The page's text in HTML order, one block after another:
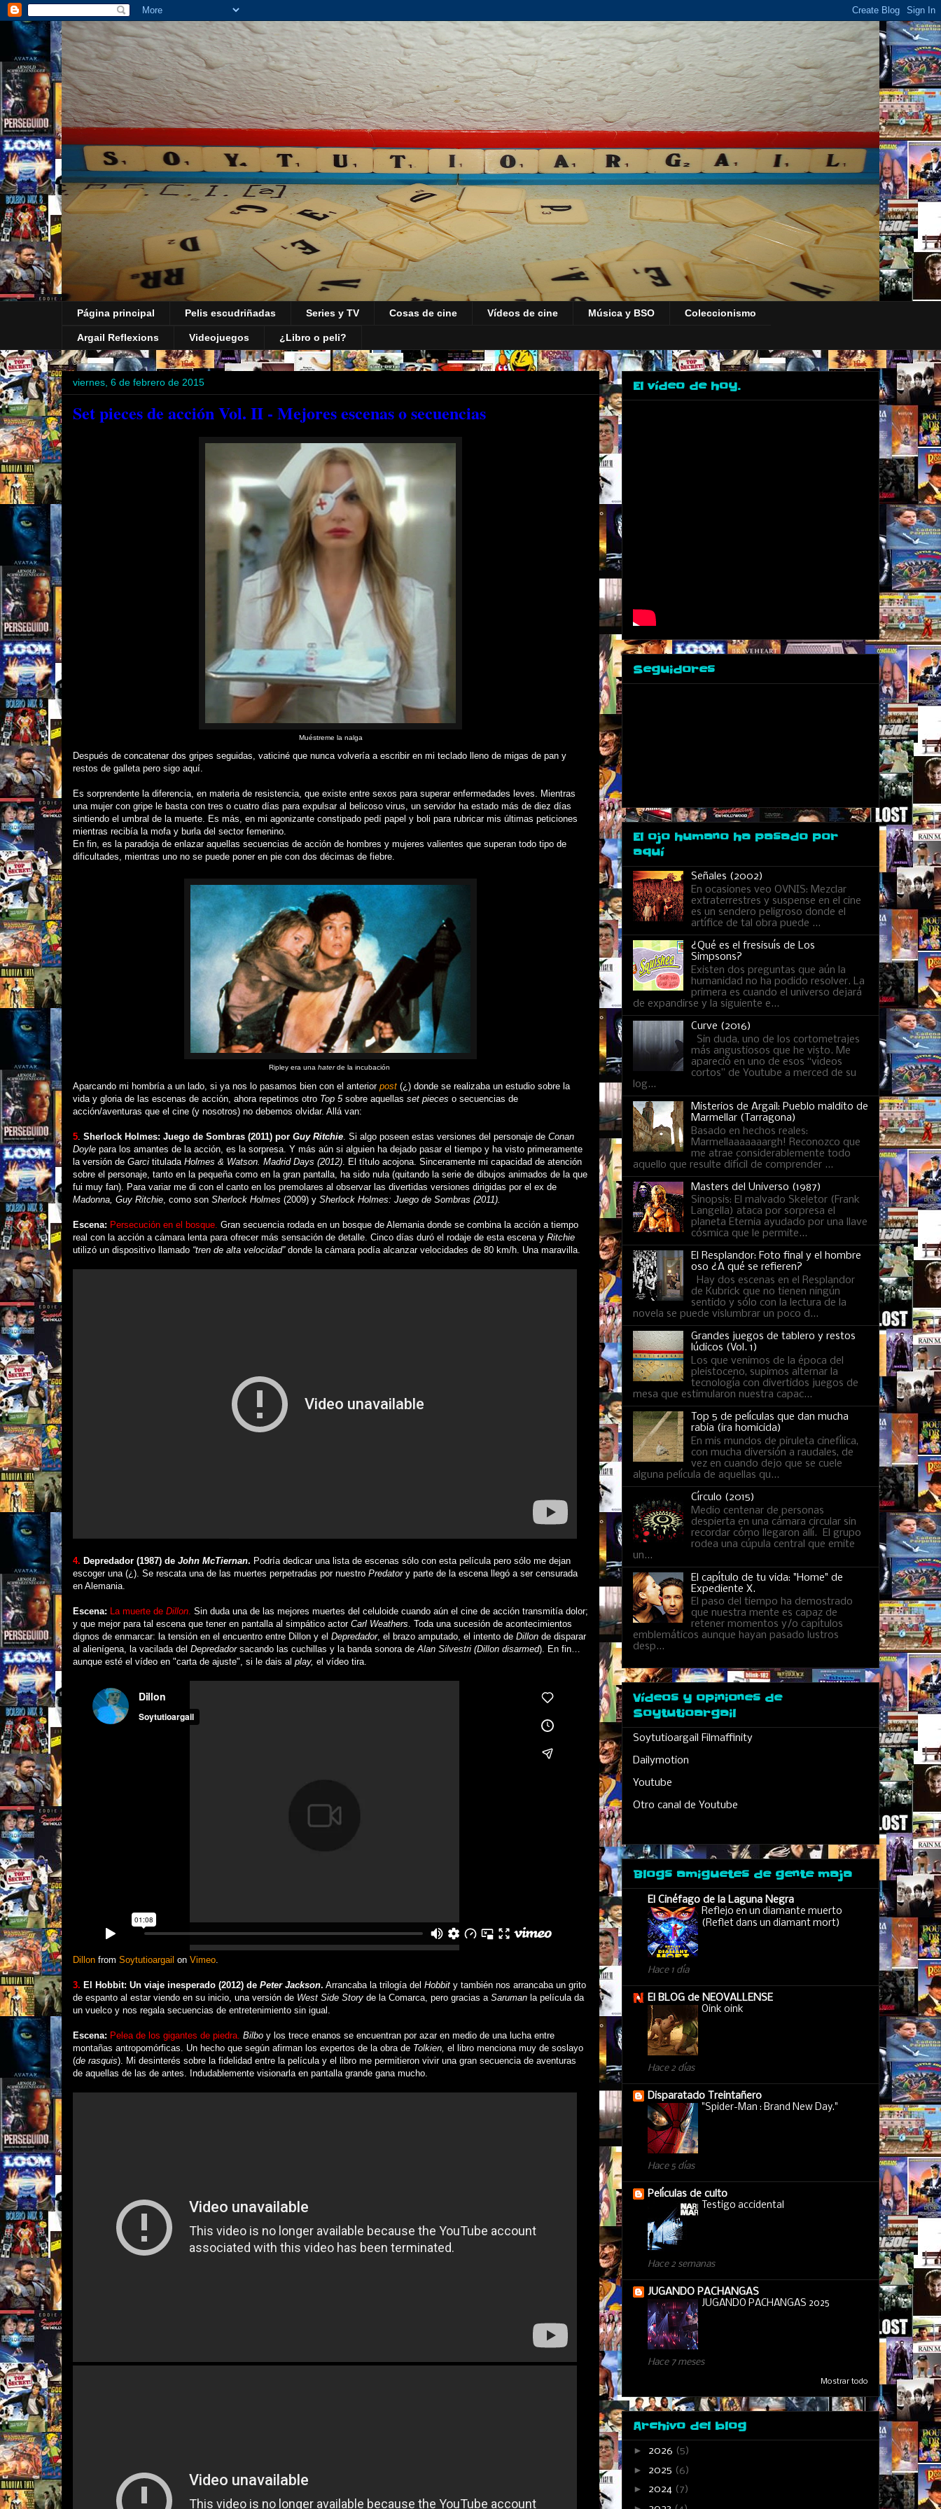
Página principal Pelis escudriñadas Series y TV Cosas de cine Vídeos de cine Música y BSO Coleccionismo
Argail Reflexions Videojuegos ¿Libro o peli?
viernes, 6 de febrero de 2015
Set pieces de acción Vol. II - Mejores escenas o secuencias
Muéstreme la nalga
Después de concatenar dos gripes seguidas, vaticiné que nunca volvería a escribir en mi teclado lleno de migas de pan y
restos de galleta pero sigo aquí.
Es sorprendente la diferencia, en materia de resistencia, que existe entre sexos para superar enfermedades leves. Mientras
una mujer con gripe le basta con tres o cuatro días para expulsar al belicoso virus, un servidor ha estado más de diez días
sintiendo el umbral de la muerte. Es más, en mi agonizante constipado pedí papel y boli para rubricar mis últimas peticiones
mientras recibía la mofa y burla del sector femenino.
En fin, es la paradoja de enlazar aquellas secuencias de acción de hombres y mujeres valientes que superan todo tipo de
dificultades, mientras uno no se puede poner en pie con dos décimas de fiebre.
Ripley era una haterde la incubación
Aparcando mi hombría a un lado, si ya nos lo pasamos bien con el anterior post (¿) donde se realizaba un estudio sobre la
vida y gloria de las escenas de acción, ahora repetimos otro Top 5sobre aquellas set pieces o secuencias de
acción/aventuras que el cine (y nosotros) no debemos olvidar. Allá van:
5 Sherlock Holmes: Juego de Sombras (2011) por Guy Ritchie . Si algo poseen estas versiones del personaje de Conan
Doyle para los amantes de la acción, es la sorpresa. Y más aún si alguien ha dejado pasar el tiempo y ha visto primeramente
la versión de Garci titulada Holmes & Watson. Madrid Days (2012) . El título acojona. Sinceramente mi capacidad de atención
sobre el personaje, tanto en la pequeña como en la gran pantalla, ha sido nula (quitando la serie de dibujos animados de la que
fui muy fan). Para variar me di con el canto en los premolares al observar las divertidas versiones dirigidas por el ex de
Madonna, Guy Ritchie , como son Sherlock Holmes (2009) y Sherlock Holmes: Juego de Sombras (2011).
Escena: Persecución en el bosque. Gran secuencia rodada en un bosque de Alemania donde se combina la acción a tiempo
real con la acción a cámara lenta para ofrecer más sensación de detalle. Cinco días duró el rodaje de esta escena y Ritchie
utilizó un dispositivo llamado “tren de alta velocidad” donde la cámara podía alcanzar velocidades de 80 km/h. Una maravilla.
4. Depredador (1987) de John McTiernan. Podría dedicar una lista de escenas sólo con esta película pero sólo me dejan
escoger una (¿). Se rescata una de las muertes perpetradas por nuestro Predatory parte de la escena llegó a ser censurada
en Alemania.
Escena: La muerte de Dillon Sin duda una de las mejores muertes del celuloide cuando aún el cine de acción transmitía dolor;
y que mejor para tal escena que tener en pantalla al simpático actor Carl Weathers . Toda una sucesión de acontecimientos
dignos de enmarcar: la tensión en el encuentro entre Dillon y el Depredador, el brazo amputado, el intento de Dillon de disparar
al alienígena, la vacilada del Depredadorsacando las cuchillas y la banda sonora de Alan Silvestri (Dillon disarmed). En fin…
aunque esté el vídeo en "carta de ajuste", si le dais al play, el vídeo tira.
Dillon from Soytutioargail on Vimeo
3. El Hobbit: Un viaje inesperado (2012) de Peter Jackson. Arrancaba la trilogía del Hobbit y también nos arrancaba un grito
de espanto al estar viendo en su inicio, una versión de West Side Story de la Comarca, pero gracias a Saruman la película da
un vuelco y nos regala secuencias de entretenimiento sin igual.
Escena: Pelea de los gigantes de piedra. Bilbo y los trece enanos se encuentran por azar en medio de una lucha entre
montañas antropomórficas. Un hecho que según afirman los expertos de la obra de Tolkien, el libro menciona muy de soslayo
(de rasquis). Mi desinterés sobre la fidelidad entre la película y el libro me permitieron vivir una gran secuencia de aventuras
de aquellas de las de antes. Indudablemente visionarla en pantalla grande gana mucho.
El vídeo de hoy.
Seguidores
El ojo humano ha pasado por
aquí
Señales (2002)
En ocasiones veo OVNIS: Mezclar
extraterrestres y suspense en el cine
es un sendero peligroso donde el
artífice de tal obra puede ...
¿Qué es el fresisuís de Los
Simpsons?
Existen dos preguntas que aún la
humanidad no ha podido resolver. La
primera es cuando el universo dejará
de expandirse y la siguiente e...
Curve (2016)
Sin duda, uno de los cortometrajes
más angustiosos que he visto. Me
apareció en uno de esos “vídeos
cortos” de Youtube a merced de su
log...
Misterios de Argail: Pueblo maldito de
Marmellar (Tarragona)
Basado en hechos reales:
Marmellaaaaaaargh! Reconozco que
me atrae considerablemente todo
aquello que resulte difícil de comprender ...
Masters del Universo (1987)
Sinopsis: El malvado Skeletor (Frank
Langella) ataca por sorpresa el
planeta Eternia ayudado por una llave
cósmica que le permite...
El Resplandor: Foto final y el hombre
oso ¿A qué se refieren?
Hay dos escenas en el Resplandor
de Kubrick que no tienen ningún
sentido y sólo con la lectura de la
novela se puede vislumbrar un poco d...
Grandes juegos de tablero y restos
lúdicos (Vol. 1)
Los que venimos de la época del
pleistoceno, supimos alternar la
tecnología con divertidos juegos de
mesa que estimularon nuestra capac...
Top 5 de películas que dan mucha
rabia (ira homicida)
En mis mundos de piruleta cinefílica,
con mucha diversión a raudales, de
vez en cuando dejo que se cuele
alguna película de aquellas qu...
Círculo (2015)
Medio centenar de personas
despierta en una cámara circular sin
recordar cómo llegaron allí. El grupo
rodea una cúpula central que emite
un...
El capítulo de tu vida: "Home" de
Expediente X.
El paso del tiempo ha demostrado
que nuestra mente es capaz de
retener momentos y/o capítulos
emblemáticos aunque hayan pasado lustros
desp...
Vídeos y opiniones de
Soytutioargail
Soytutioargail Filmaffinity
Dailymotion
Youtube
Otro canal de Youtube
Blogs amiguetes de gente maja
El Cinéfago de la Laguna Negra
Reflejo en un diamante muerto
(Reflet dans un diamant mort)
Hace 1 día
El BLOG de NEOVALLENSE
Oink oink
Hace 2 días
Disparatado Treintañero
"Spider-Man : Brand New Day."
Hace 5 días
Películas de culto
Testigo accidental
Hace 2 semanas
JUGANDO PACHANGAS
JUGANDO PACHANGAS 2025
Hace 7 meses
Mostrar todo
Archivo del blog
► 2026 (5)
► 2025 (6)
► 2024 (7)